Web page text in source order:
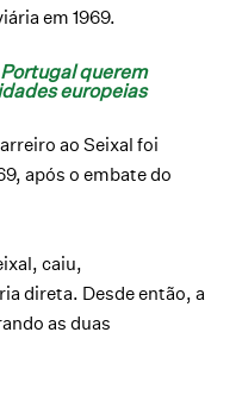
em 1969.
querem
europeias
ao Seixal foi
após o embate do
caiu,
direta. Desde então, a
as duas